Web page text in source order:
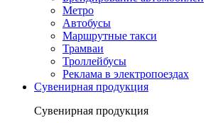
Метро
Автобусы
Маршрутные такси
Трамваи
Троллейбусы
Реклама в электропоездах
Сувенирная продукция
Сувенирная продукция